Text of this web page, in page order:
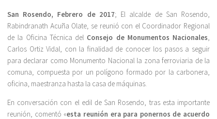
San Rosendo, Febrero de 2017; El alcalde de San Rosendo,
Rabindranath Acuña Olate, se reunió con el Coordinador Regional
de la Oficina Técnica del Consejo de Monumentos Nacionales
Carlos Ortiz Vidal, con la finalidad de conocer los pasos a seguir
para declarar como Monumento Nacional la zona ferroviaria de la
comuna, compuesta por un polígono formado por la carbonera,
oficina, maestranza hasta la casa de máquinas.
En conversación con el edil de San Rosendo, tras esta importante
reunión, comentó «esta reunión era para ponernos de acuerdo